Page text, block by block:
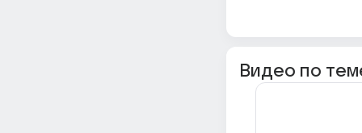
Видео по